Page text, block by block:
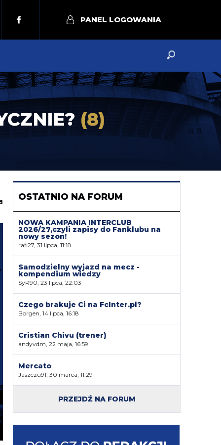
PANEL LOGOWANIA
(8)
OSTATNIO NA FORUM
NOWA KAMPANIA INTERCLUB
2026/27,czyli zapisy do Fanklubu na
nowy sezon!
rafi27, 31 lipca, 11:18
Samodzielny wyjazd na mecz -
kompendium wiedzy
SyR90, 23 lipca, 22:03
Czego brakuje Ci na FcInter.pl?
Borgen, 14 lipca, 16:18
Cristian Chivu (trener)
andyvdm, 22 maja, 16:59
Mercato
Jaszczu91, 30 marca, 11:29
PRZEJDŹ NA FORUM